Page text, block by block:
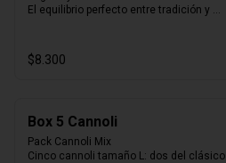
El equilibrio perfecto entre tradición y
$8.300
Box 5 Cannoli
Pack Cannoli Mix
Cinco cannoli tamaño L: dos del clásico